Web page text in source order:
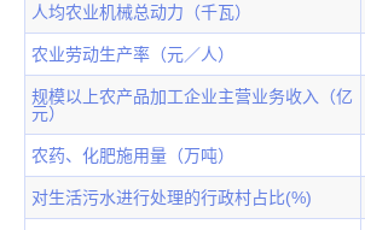
人均农业机械总动力（千瓦）
农业劳动生产率（元／人）
规模以上农产品加工企业主营业务收入（亿
元）
农药、化肥施用量（万吨）
对生活污水进行处理的行政村占比(%)